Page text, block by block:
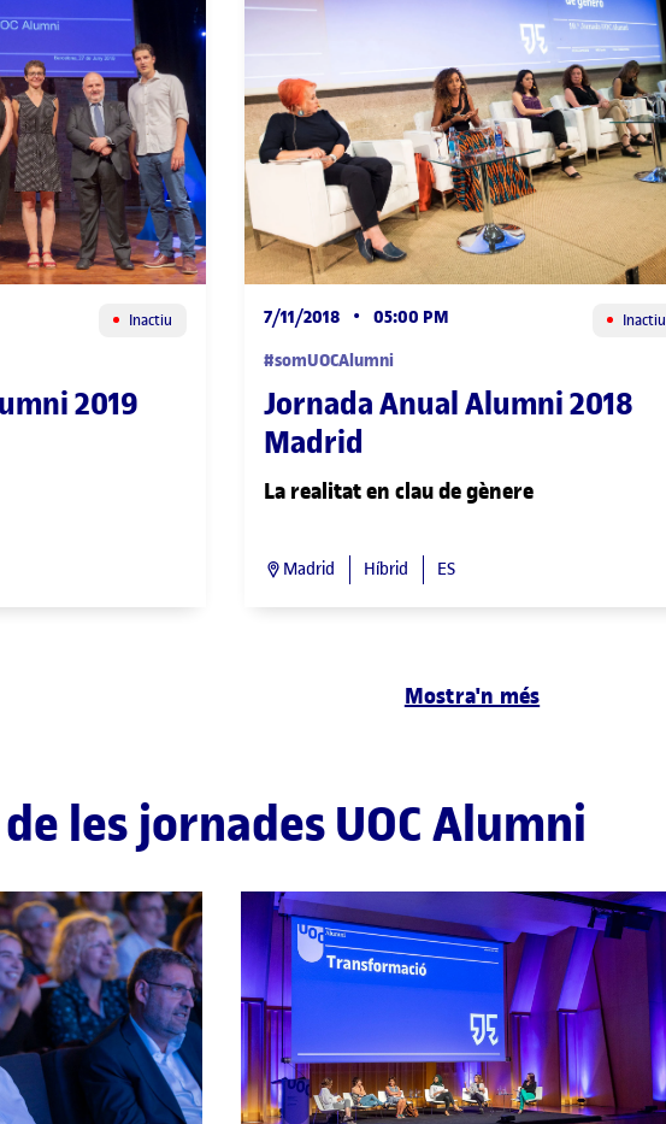
Inactiu
2019
7/11/2018 • 05:00 PM Inactiu
#somUOCAlumni
Jornada Anual Alumni 2018
Madrid
La realitat en clau de gènere
Madrid Híbrid ES
Mostra'n més
les jornades UOC Alumni